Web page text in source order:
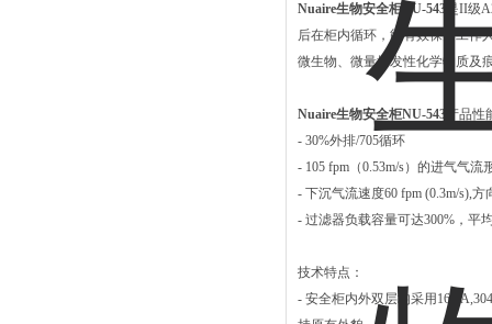
Nuaire生物安全柜NU-543
是II级
后在柜内循环，能有效保护工作
微生物、微量挥发性化学物质及
Nuaire生物安全柜NU-543
产品性
- 30%外排/705循环
- 105 fpm（0.53m/s）的进气气
- 下沉气流速度60 fpm (0.3m/s),
- 过滤器负载容量可达300%，平
技术特点：
- 安全柜内外双层均采用